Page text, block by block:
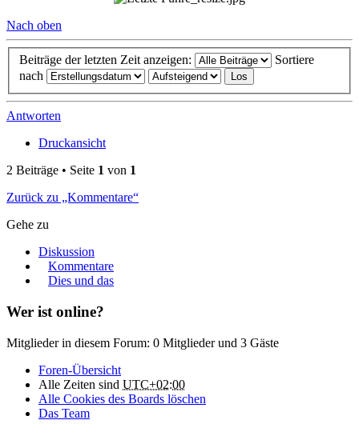
Nach oben
Beiträge der letzten Zeit anzeigen:
Sortiere
nach
Antworten
Druckansicht
2 Beiträge • Seite 1 von 1
Zurück zu „Kommentare“
Gehe zu
Diskussion
Kommentare
Dies und das
Wer ist online?
Mitglieder in diesem Forum: 0 Mitglieder und 3 Gäste
Foren-Übersicht
Alle Zeiten sind UTC+02:00
Alle Cookies des Boards löschen
Das Team